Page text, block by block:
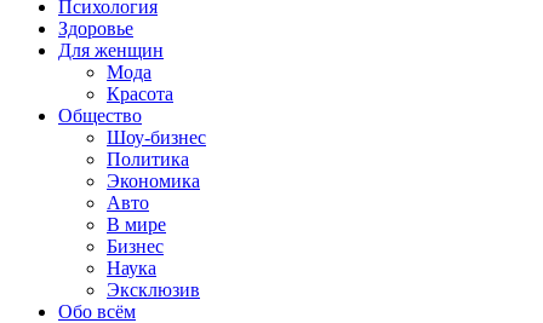
Психология
Здоровье
Для женщин
Мода
Красота
Общество
Шоу-бизнес
Политика
Экономика
Авто
В мире
Бизнес
Наука
Эксклюзив
Обо всём